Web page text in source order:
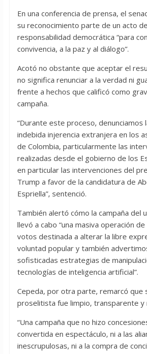
En una conferencia de prensa, el
su reconocimiento parte de un acto de
responsabilidad democrática “para
convivencia, a la paz y al diálogo”.
Acotó no obstante que aceptar el
no significa renunciar a la verdad ni
frente a hechos que calificó como
campaña.
“Durante este proceso, denunciamos
indebida injerencia extranjera en los
de Colombia, particularmente las
realizadas desde el gobierno de los
en particular las intervenciones del
Trump a favor de la candidatura de
Espriella”, sentenció.
También alertó cómo la campaña del
llevó a cabo “una masiva operación
votos destinada a alterar la libre
voluntad popular y también
sofisticadas estrategias de
tecnologías de inteligencia artificial”.
Cepeda, por otra parte, remarcó que
proselitista fue limpio, transparente y
“Una campaña que no hizo
convertida en espectáculo, ni a las
inescrupulosas, ni a la compra de